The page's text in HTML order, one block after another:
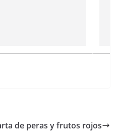
de peras y frutos rojos